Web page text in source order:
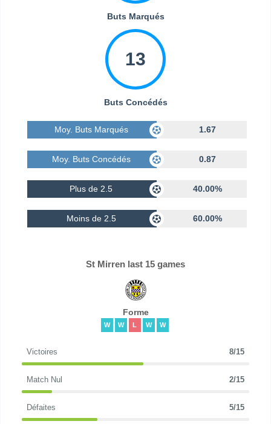
Buts Marqués
13
Buts Concédés
Moy. Buts Marqués 1.67
Moy. Buts Concédés 0.87
Plus de 2.5 40.00%
Moins de 2.5 60.00%
St Mirren last 15 games
Forme
W W L W W
Victoires 8/15
Match Nul 2/15
Défaites 5/15